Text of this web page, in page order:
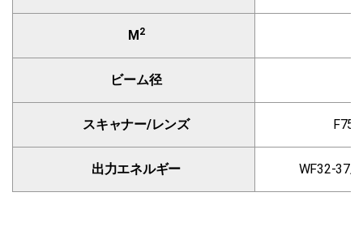
M 2
ビーム径
スキャナー/レンズ F75/
出力エネルギー WF32-37/